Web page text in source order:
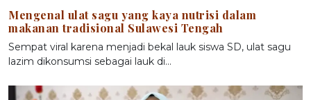
Mengenal ulat sagu yang kaya nutrisi dalam
makanan tradisional Sulawesi Tengah
Sempat viral karena menjadi bekal lauk siswa SD, ulat sagu
lazim dikonsumsi sebagai lauk di…